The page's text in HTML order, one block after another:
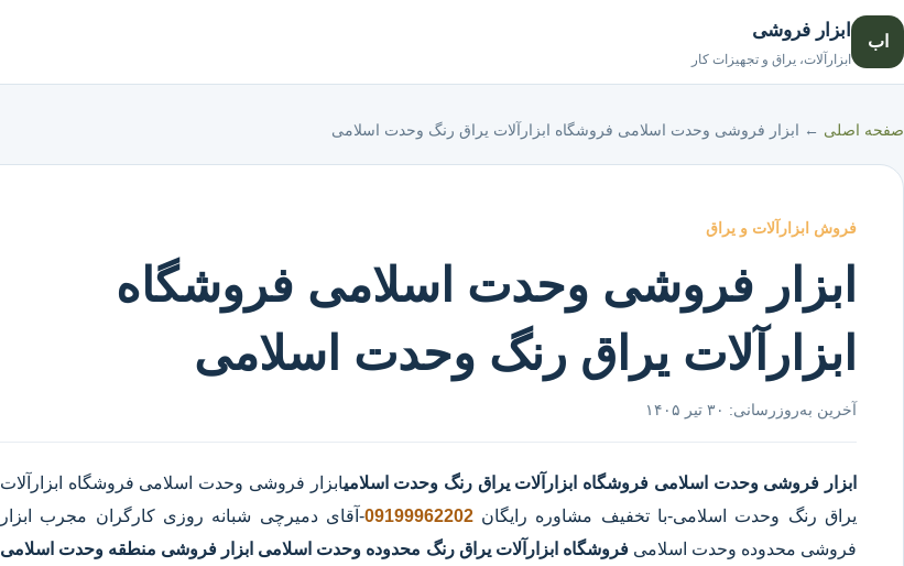
اب
ابزار فروشی
ابزارآلات، یراق و تجهیزات کار
صفحه اصلی ← ابزار فروشی وحدت اسلامی فروشگاه ابزارآلات یراق رنگ وحدت اسلامی
فروش ابزارآلات و یراق
ابزار فروشی وحدت اسلامی فروشگاه
ابزارآلات یراق رنگ وحدت اسلامی
آخرین به‌روزرسانی: ۳۰ تیر ۱۴۰۵
ابزار فروشی وحدت اسلامی فروشگاه ابزارآلات یراق رنگ وحدت اسلامیابزار فروشی وحدت اسلامی فروشگاه ابزارآلات
یراق رنگ وحدت اسلامی-با تخفیف مشاوره رایگان09199962202-آقای دمیرچی شبانه روزی کارگران مجرب ابزار
فروشی محدوده وحدت اسلامیفروشگاه ابزارآلات یراق رنگ محدوده وحدت اسلامی ابزار فروشی منطقه وحدت اسلامی